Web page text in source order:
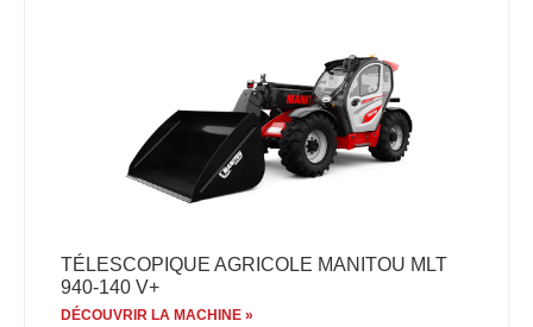
TÉLESCOPIQUE AGRICOLE MANITOU MLT
940-140 V+
DÉCOUVRIR LA MACHINE »